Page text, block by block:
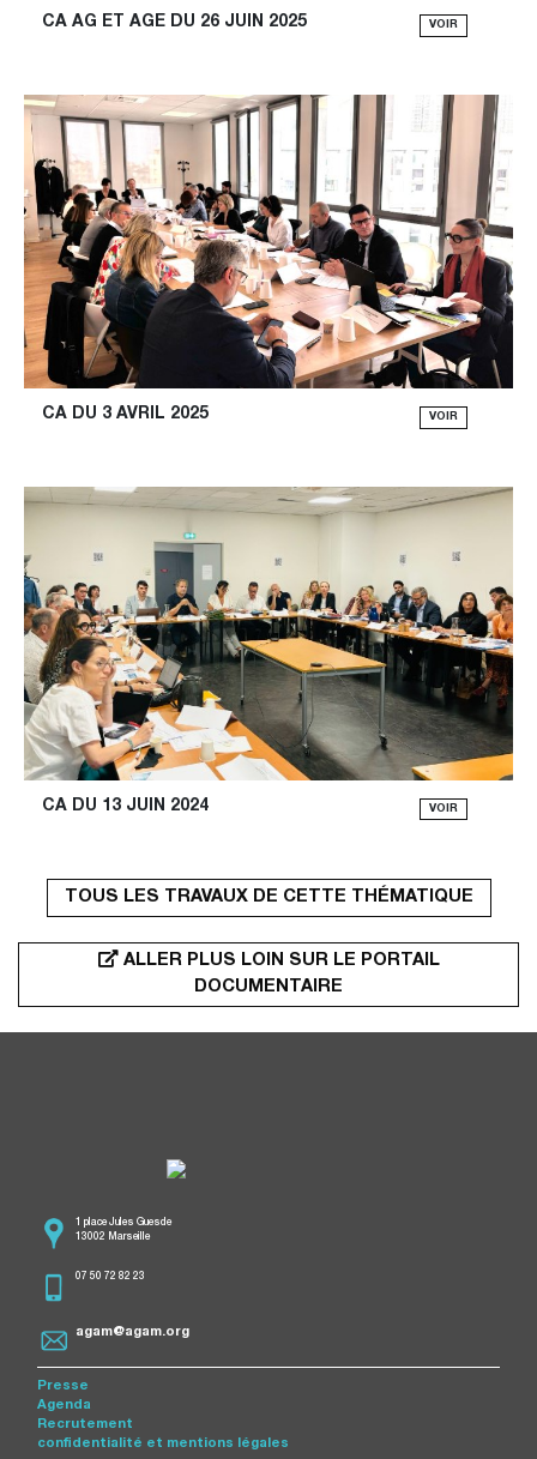
CA AG ET AGE DU 26 JUIN 2025 VOIR
CA DU 3 AVRIL 2025 VOIR
CA DU 13 JUIN 2024 VOIR
TOUS LES TRAVAUX DE CETTE THÉMATIQUE
ALLER PLUS LOIN SUR LE PORTAIL
DOCUMENTAIRE
1 place Jules Guesde
13002 Marseille
07 50 72 82 23
agam@agam.org
Presse
Agenda
Recrutement
confidentialité et mentions légales